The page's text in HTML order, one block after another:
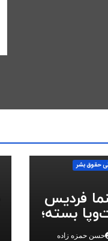
حقوق بشر
فردیس
بسته؛
ملی در
حسن حمزه زاده